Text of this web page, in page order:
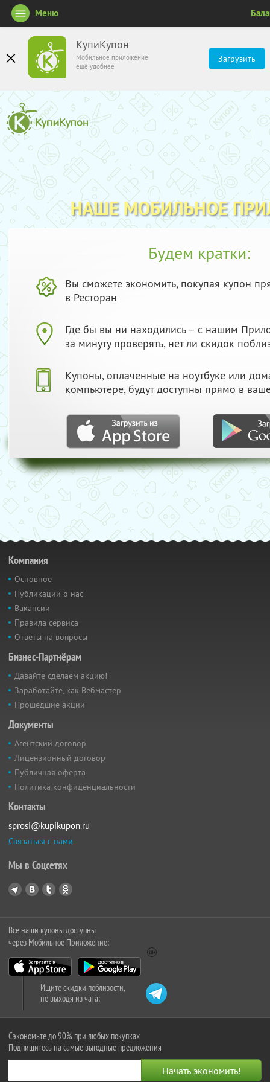
КупиКупон
Мобильное приложение
ещё удобнее
Загрузить
Меню
НАШЕ МОБИЛЬНОЕ
Будем кратки:
Вы сможете экономить, покупая купон
в Ресторан
Где бы вы ни находились – с нашим
за минуту проверять, нет ли скидок
Купоны, оплаченные на ноутбуке или
компьютере, будут доступны прямо в
Компания
Основное
Публикации о нас
Вакансии
Правила сервиса
Ответы на вопросы
Бизнес-Партнёрам
Давайте сделаем акцию!
Заработайте, как Вебмастер
Прошедшие акции
Документы
Агентский договор
Лицензионный договор
Публичная оферта
Политика конфиденциальности
Контакты
sprosi@kupikupon.ru
Связаться с нами
Мы в Соцсетях
Все наши купоны доступны
через Мобильное Приложение:
Ищите скидки поблизости,
не выходя из чата:
Сэкономьте до 90% при любых покупках
Подпишитесь на самые выгодные предложения